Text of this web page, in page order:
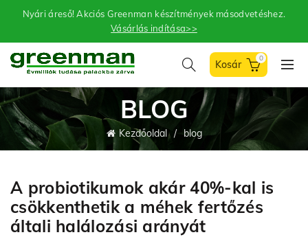
Nyári áreső! Akciós Greenman készítmények másodvetéshez.
Vásárlás indítása>>
0
BLOG
Kezdőoldal blog
A probiotikumok akár 40%-kal is
csökkenthetik a méhek fertőzés
általi halálozási arányát